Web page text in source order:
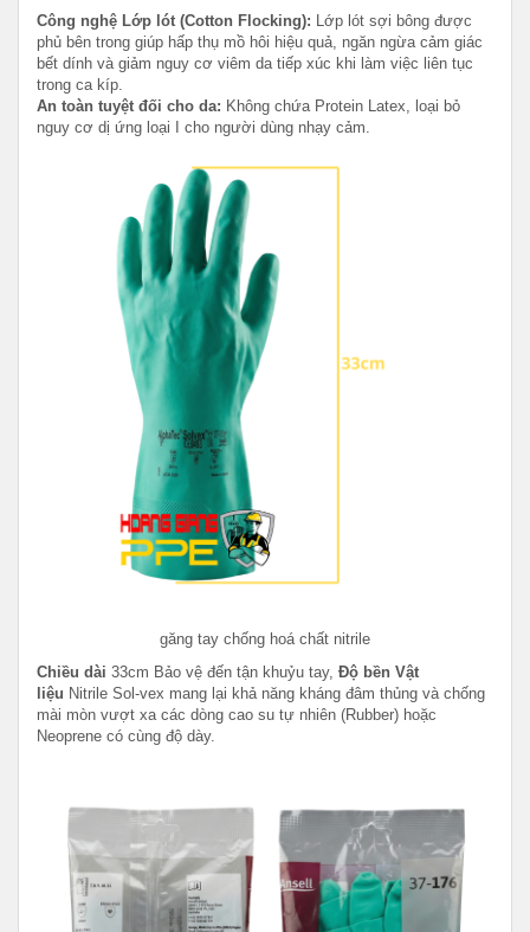
Công nghệ Lớp lót (Cotton Flocking): Lớp lót sợi bông được
phủ bên trong giúp hấp thụ mồ hôi hiệu quả, ngăn ngừa cảm giác
bết dính và giảm nguy cơ viêm da tiếp xúc khi làm việc liên tục
trong ca kíp.
An toàn tuyệt đối cho da: Không chứa Protein Latex, loại bỏ
nguy cơ dị ứng loại I cho người dùng nhạy cảm.
găng tay chống hoá chất nitrile
Chiều dài 33cm Bảo vệ đến tận khuỷu tay, Độ bền Vật
liệu Nitrile Sol-vex mang lại khả năng kháng đâm thủng và chống
mài mòn vượt xa các dòng cao su tự nhiên (Rubber) hoặc
Neoprene có cùng độ dày.